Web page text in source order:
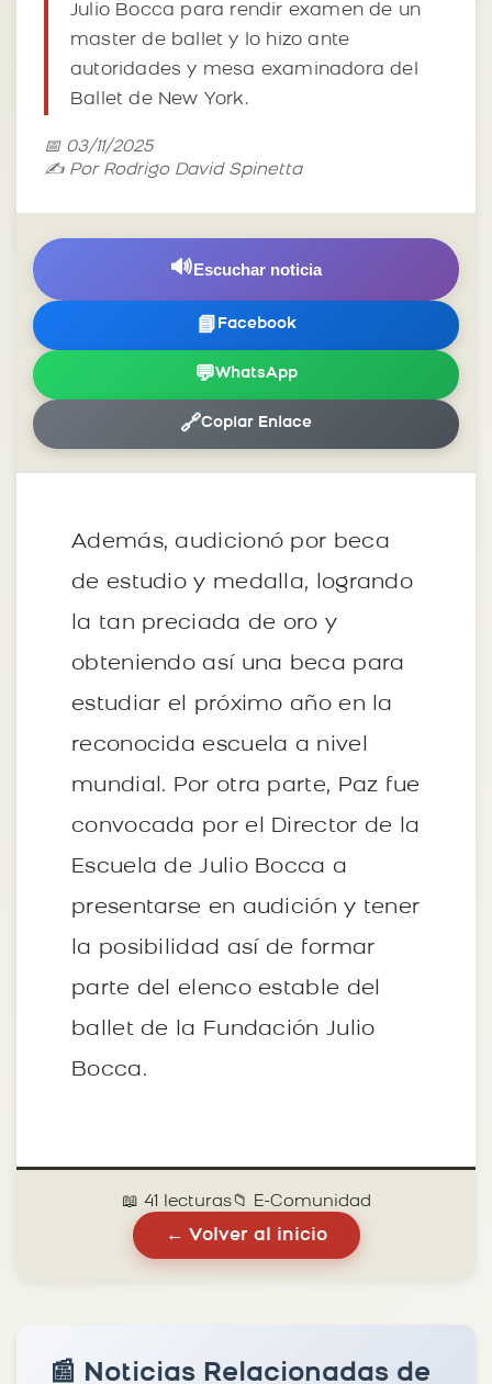
Julio Bocca para rendir examen de un
master de ballet y lo hizo ante
autoridades y mesa examinadora del
Ballet de New York.
📅 03/11/2025
✍️ Por Rodrigo David Spinetta
🔊Escuchar noticia
📘 Facebook
💬WhatsApp
🔗Copiar Enlace
Además, audicionó por beca
de estudio y medalla, logrando
la tan preciada de oro y
obteniendo así una beca para
estudiar el próximo año en la
reconocida escuela a nivel
mundial. Por otra parte, Paz fue
convocada por el Director de la
Escuela de Julio Bocca a
presentarse en audición y tener
la posibilidad así de formar
parte del elenco estable del
ballet de la Fundación Julio
Bocca.
📖 41 lecturas📁 E-Comunidad
← Volver al inicio
📰 Noticias Relacionadas de